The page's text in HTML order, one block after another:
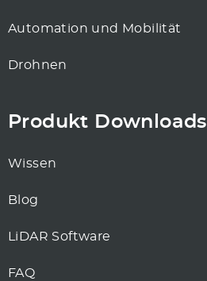
Automation und Mobilität
Drohnen
Produkt Downloads
Wissen
Blog
LiDAR Software
FAQ